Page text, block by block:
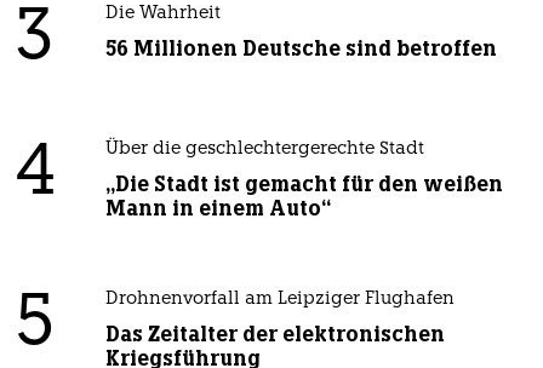
3 Die Wahrheit
56 Millionen Deutsche sind betroffen
4 Über die geschlechtergerechte Stadt
„Die Stadt ist gemacht für den weißen
Mann in einem Auto“
5 Drohnenvorfall am Leipziger Flughafen
Das Zeitalter der elektronischen
Kriegsführung